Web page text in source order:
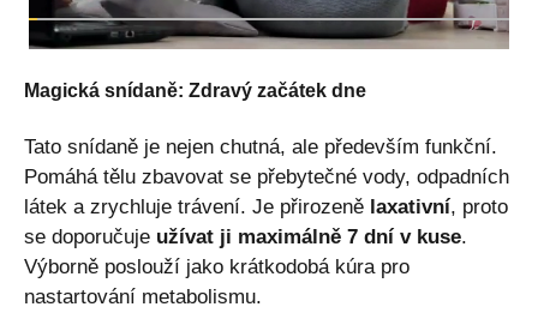
Magická snídaně: Zdravý začátek dne
Tato snídaně je nejen chutná, ale především funkční.
Pomáhá tělu zbavovat se přebytečné vody, odpadních
látek a zrychluje trávení. Je přirozeně laxativní, proto
se doporučuje užívat ji maximálně 7 dní v kuse.
Výborně poslouží jako krátkodobá kúra pro
nastartování metabolismu.